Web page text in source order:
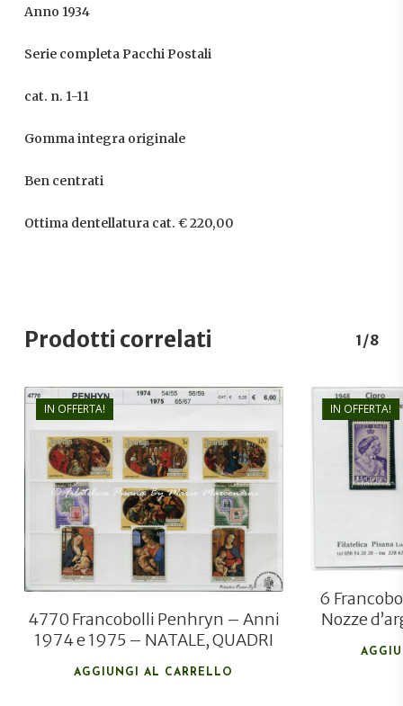
Anno 1934
Serie completa Pacchi Postali
cat. n. 1-11
Gomma integra originale
Ben centrati
Ottima dentellatura cat. € 220,00
Prodotti correlati 1/8
IN OFFERTA!
€6,00
€4,20
4770 Francobolli Penhryn – Anni
1974 e 1975 – NATALE, QUADRI
AGGIUNGI AL CARRELLO
IN OFFERTA!
6
Nozze